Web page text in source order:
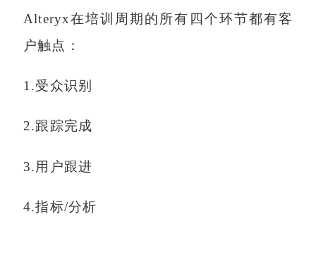
Alteryx在培训周期的所有四个环节都有客
户触点：
1.受众识别
2.跟踪完成
3.用户跟进
4.指标/分析